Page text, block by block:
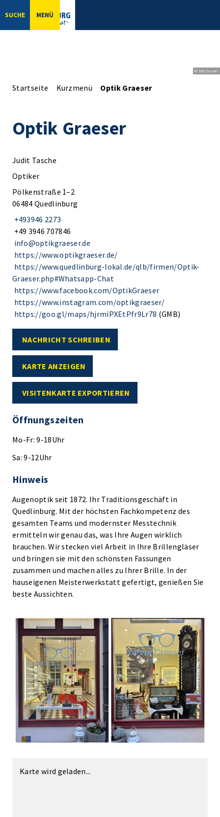
SUCHE MENÜ
© bbsferrari
Startseite Kurzmenü Optik Graeser
Optik Graeser
Judit Tasche
Optiker
Pölkenstraße 1–2
06484 Quedlinburg
+493946 2273
+49 3946 707846
info@optikgraeser.de
https://www.optikgraeser.de/
https://www.quedlinburg-lokal.de/qlb/firmen/Optik-
Graeser.php#Whatsapp-Chat
https://www.facebook.com/OptikGraeser
https://www.instagram.com/optikgraeser/
https://goo.gl/maps/hjrmiPXEtPfr9Lr78 (GMB)
NACHRICHT SCHREIBEN
KARTE ANZEIGEN
VISITENKARTE EXPORTIEREN
Öffnungszeiten
Mo-Fr: 9-18Uhr
Sa: 9-12Uhr
Hinweis
Augenoptik seit 1872. Ihr Traditionsgeschäft in
Quedlinburg. Mit der höchsten Fachkompetenz des
gesamten Teams und modernster Messtechnik
ermitteln wir genau das, was Ihre Augen wirklich
brauchen. Wir stecken viel Arbeit in Ihre Brillengläser
und bringen sie mit den schönsten Fassungen
zusammen und machen alles zu Ihrer Brille. In der
hauseigenen Meisterwerkstatt gefertigt, genießen Sie
beste Aussichten.
Karte wird geladen...